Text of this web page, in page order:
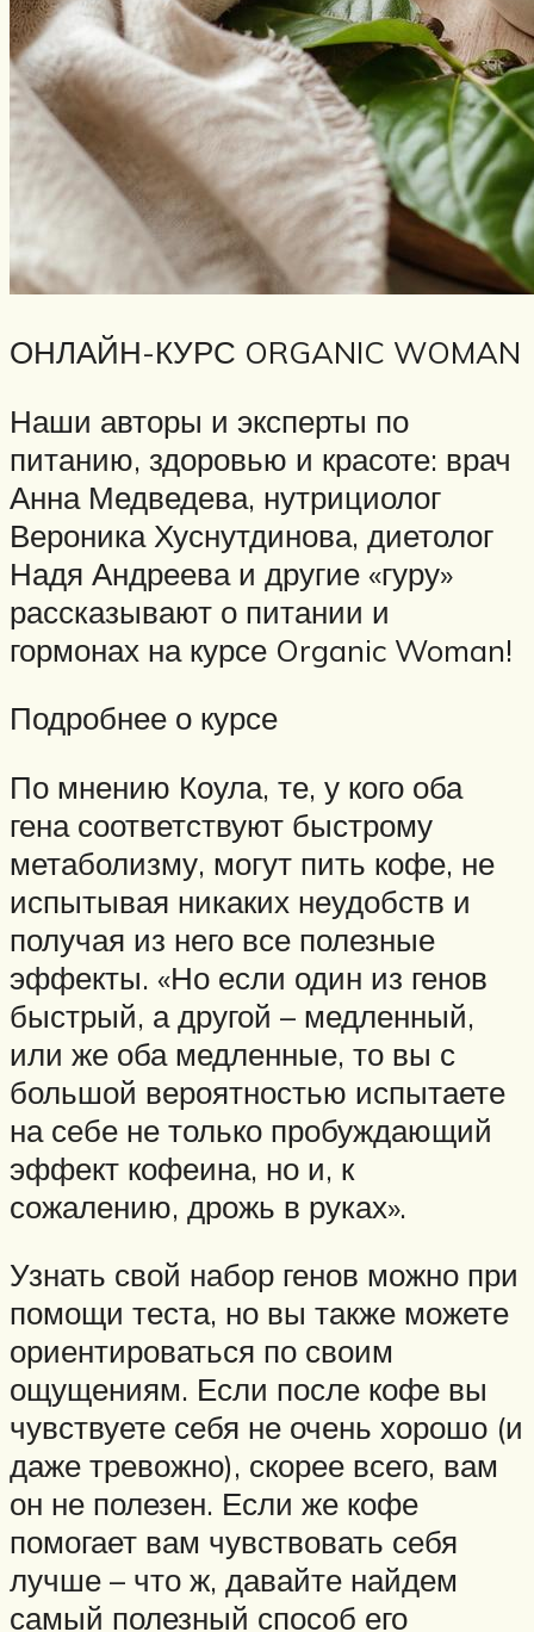
ОНЛАЙН-КУРС ORGANIC WOMAN
Наши авторы и эксперты по
питанию, здоровью и красоте: врач
Анна Медведева, нутрициолог
Вероника Хуснутдинова, диетолог
Надя Андреева и другие «гуру»
рассказывают о питании и
гормонах на курсе Organic Woman!
Подробнее о курсе
По мнению Коула, те, у кого оба
гена соответствуют быстрому
метаболизму, могут пить кофе, не
испытывая никаких неудобств и
получая из него все полезные
эффекты. «Но если один из генов
быстрый, а другой – медленный,
или же оба медленные, то вы с
большой вероятностью испытаете
на себе не только пробуждающий
эффект кофеина, но и, к
сожалению, дрожь в руках».
Узнать свой набор генов можно при
помощи теста, но вы также можете
ориентироваться по своим
ощущениям. Если после кофе вы
чувствуете себя не очень хорошо (и
даже тревожно), скорее всего, вам
он не полезен. Если же кофе
помогает вам чувствовать себя
лучше – что ж, давайте найдем
самый полезный способ его